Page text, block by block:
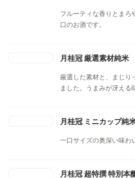
フルーティな香りとまろ
口のお酒です。
月桂冠 厳選素材純米
厳選した素材と、まじり
ました。うまみが冴える
月桂冠 ミニカップ純
一口サイズの奥深い味わ
月桂冠 超特撰 特別本